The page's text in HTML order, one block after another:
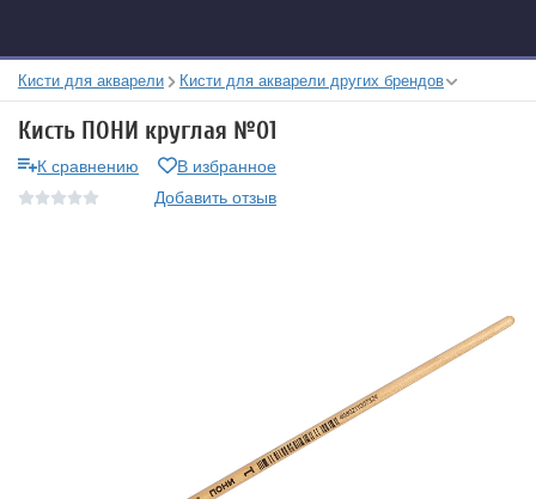
Кисти для акварели Кисти для акварели других брендов
Кисть ПОНИ круглая №01
К сравнению
В избранное
Добавить отзыв